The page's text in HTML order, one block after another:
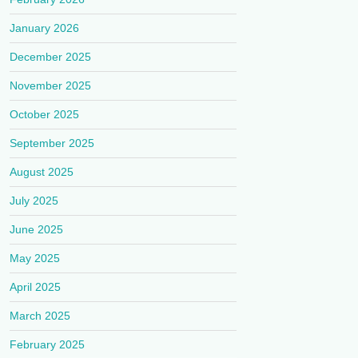
January 2026
December 2025
November 2025
October 2025
September 2025
August 2025
July 2025
June 2025
May 2025
April 2025
March 2025
February 2025